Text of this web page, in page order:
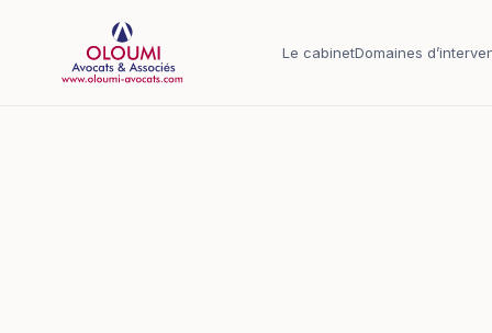
Le cabinetDomaines